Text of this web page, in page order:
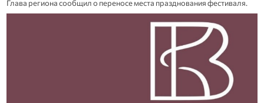
Глава региона сообщил о переносе места празднования фестиваля.